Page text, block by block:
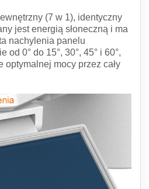
(7 w 1), identyczny
jest energią słoneczną i ma
nachylenia panelu
od 0° do 15°, 30°, 45° i 60°,
optymalnej mocy przez cały